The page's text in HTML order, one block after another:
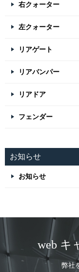
右クォーター
左クォーター
リアゲート
リアバンパー
リアドア
フェンダー
お知らせ
お知らせ
web キ
弊社